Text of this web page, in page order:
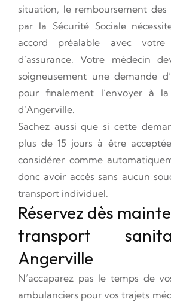
situation, le remboursement
par la Sécurité Sociale
accord préalable avec votre
d’assurance. Votre médecin
soigneusement une demande
pour finalement l’envoyer à la
d’Angerville.
Sachez aussi que si cette
plus de 15 jours à être
considérer comme
donc avoir accès sans aucun
transport individuel.
Réservez dès
transport
Angerville
N’accaparez pas le temps de
ambulanciers pour vos trajets